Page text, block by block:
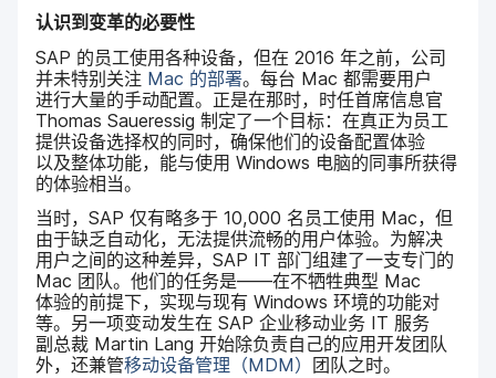
认识​到​变革​的​必要​性
SAP 的​员工​使用​各​种​设备，​但​在 2016年​之前，​公司​
并​未​特别​关注 Mac 的​部署。​每​台 Mac都​需要​用户​
进行​大量​的​手动​配置。​正​是​在​那​时，​时任​首席​信息官
Thomas Saueressig制定​了​一​个​目标：​在​真正​为​员工​
提供​设备​选择权​的​同时，​确保​他们​的​设备​配置​体验​
以及​整体​功能，​能​与​使用 Windows 电脑​的​同事​所​获得​
的​体验​相当。
当时，SAP仅​有​略多​于 10,000 名员工​使用 Mac，​但​
由于​缺乏​自动化，​无法​提供​流畅​的​用户​体验。​为​解决​
用户​之间​的​这​种​差异，SAP IT部门​组建​了​一​支​专门​的
Mac 团队。​他们​的​任务​是​——​在​不牺​牲典型 Mac
体验​的​前​提下，​实现​与​现有 Windows环境​的​功能​对​
等。​另​一​项​变动​发生​在 SAP企业​移动​业务 IT 服务​
副总裁 Martin Lang开始​除​负责​自己​的​应用​开发​团​队​
外，​还​兼​管移动​设备​管理​（MDM） 团队​之时。